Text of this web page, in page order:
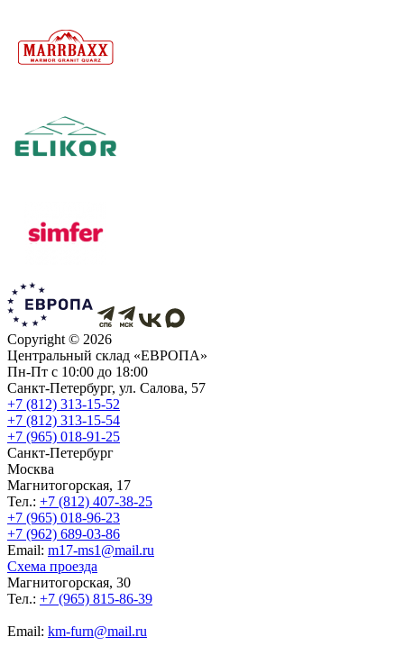
Copyright © 2026
Центральный склад «ЕВРОПА»
Пн-Пт с 10:00 до 18:00
Санкт-Петербург, ул. Салова, 57
+7 (812) 313-15-52
+7 (812) 313-15-54
+7 (965) 018-91-25
Санкт-Петербург
Москва
Магнитогорская, 17
Тел.: +7 (812) 407-38-25
+7 (965) 018-96-23
+7 (962) 689-03-86
Еmail: m17-ms1@mail.ru
Схема проезда
Магнитогорская, 30
Тел.: +7 (965) 815-86-39
Еmail: km-furn@mail.ru